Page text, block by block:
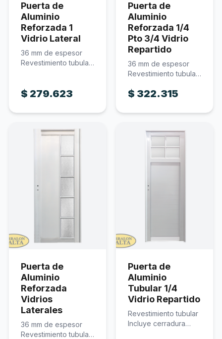
Puerta de
Aluminio
Reforzada 1
Vidrio Lateral
36 mm de espesor
Revestimiento tubular
$ 279.623
Puerta de
Aluminio
Reforzada 1/4
Pto 3/4 Vidrio
Repartido
36 mm de espesor
Revestimiento tubular
cerradura Incluye…
$ 322.315
Puerta de
Aluminio
Reforzada
Vidrios
Laterales
36 mm de espesor
Revestimiento tubular
Puerta de
Aluminio
Tubular 1/4
Vidrio Repartido
Revestimiento tubular
Incluye cerradura